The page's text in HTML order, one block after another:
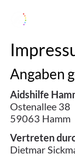
Angaben
Aidshilfe
Ostenallee 38
59063 Hamm
Vertreten
Dietmar